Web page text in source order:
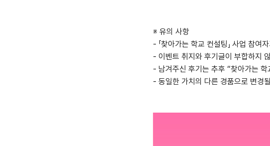
※ 유의 사항
- 「찾아가는 학교 컨설팅」 사업 참
- 이벤트 취지와 후기글이 부합하지
- 남겨주신 후기는 추후 “찾아가는
- 동일한 가치의 다른 경품으로 변경